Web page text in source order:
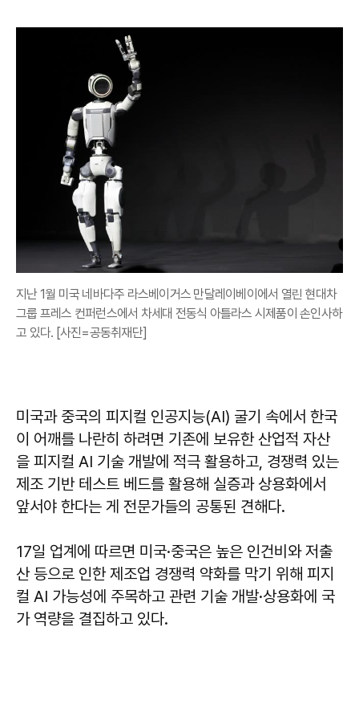
지난 1월 미국 네바다주 라스베이거스 만달레이베이에서 열린 현대차
그룹 프레스 컨퍼런스에서 차세대 전동식 아틀라스 시제품이 손인사하
고 있다. [사진=공동취재단]
미국과 중국의 피지컬 인공지능(AI) 굴기 속에서 한국
이 어깨를 나란히 하려면 기존에 보유한 산업적 자산
을 피지컬 AI 기술 개발에 적극 활용하고, 경쟁력 있는
제조 기반 테스트 베드를 활용해 실증과 상용화에서
앞서야 한다는 게 전문가들의 공통된 견해다.
17일 업계에 따르면 미국·중국은 높은 인건비와 저출
산 등으로 인한 제조업 경쟁력 약화를 막기 위해 피지
컬 AI 가능성에 주목하고 관련 기술 개발·상용화에 국
가 역량을 결집하고 있다.